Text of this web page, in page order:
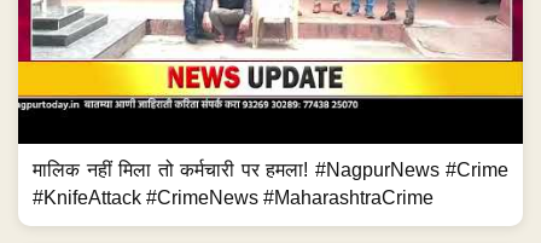
मालिक नहीं मिला तो कर्मचारी पर हमला! #NagpurNews #Crime
#KnifeAttack #CrimeNews #MaharashtraCrime